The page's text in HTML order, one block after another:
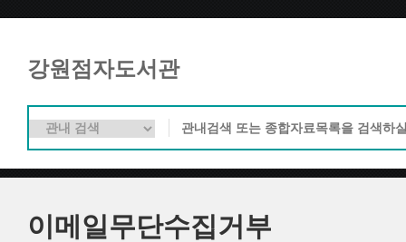
강원점자도서관
이메일무단수집거부